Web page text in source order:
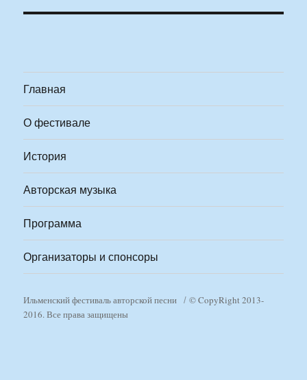
Главная
О фестивале
История
Авторская музыка
Программа
Организаторы и спонсоры
Ильменский фестиваль авторской песни
© CopyRight 2013-
2016. Все права защищены